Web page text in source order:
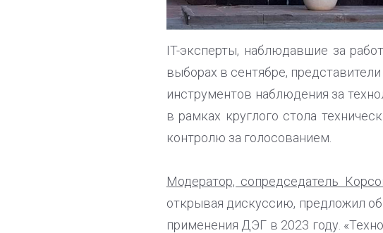
IT-эксперты, наблюдавшие за
выборах в сентябре,
инструментов наблюдения за
в рамках круглого стола
контролю за голосованием.
Модератор, сопредседатель
открывая дискуссию, предложил
применения ДЭГ в 2023 году.